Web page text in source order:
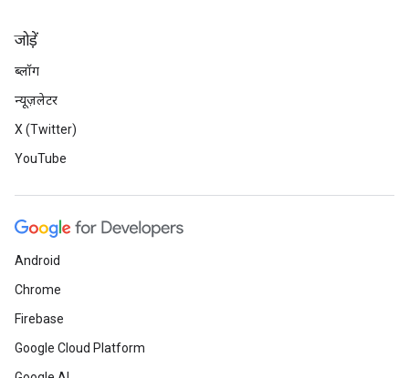
जोड़ें
ब्लॉग
न्यूज़लेटर
X (Twitter)
YouTube
Android
Chrome
Firebase
Google Cloud Platform